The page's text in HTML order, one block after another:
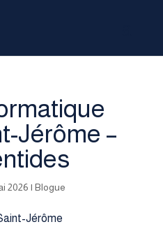
Jérôme –
2026 | Blogue